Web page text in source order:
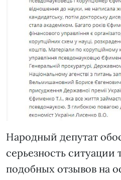
Народный депутат
серьезность ситуации
подобных отзывов на